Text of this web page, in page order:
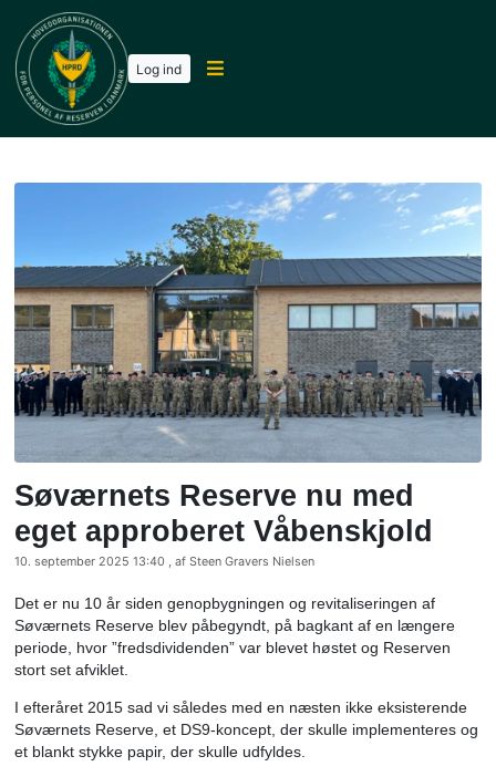
Log ind
Søværnets Reserve nu med
eget approberet
10. september 2025 13:40 , af Steen Gravers Nielsen
Det er nu 10 år siden genopbygningen og revitaliseringen
Søværnets Reserve blev påbegyndt, på bagkant af en
periode, hvor ”fredsdividenden” var blevet høstet og